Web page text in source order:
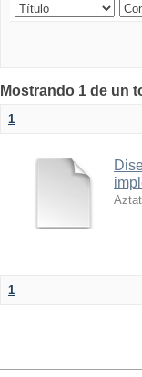
Mostrando 1 de un
1
1